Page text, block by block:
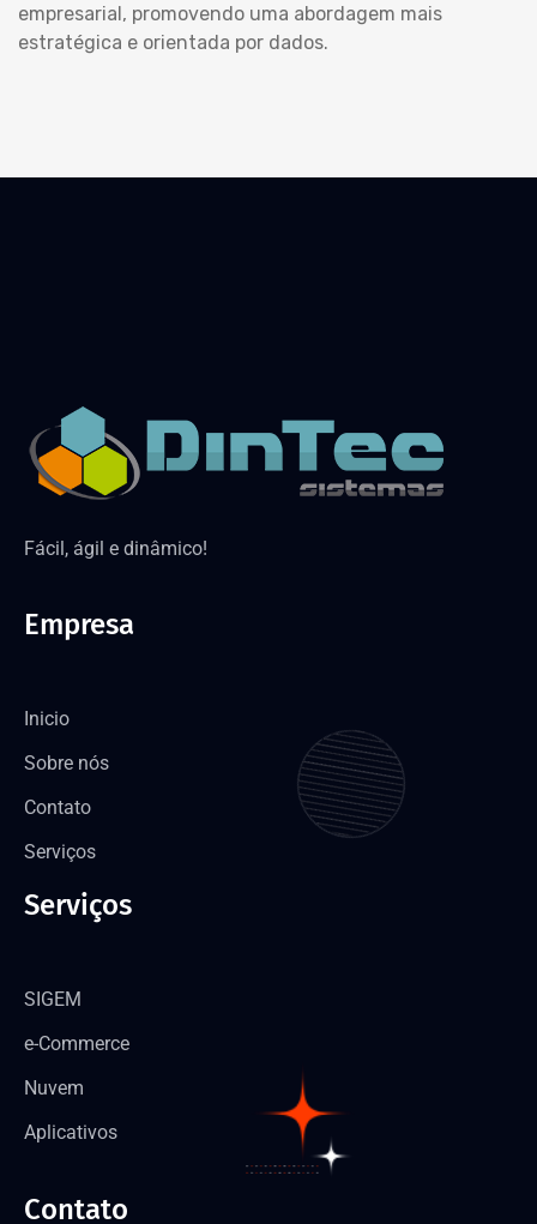
empresarial, promovendo uma abordagem mais
estratégica e orientada por dados.
Fácil, ágil e dinâmico!
Empresa
Inicio
Sobre nós
Contato
Serviços
Serviços
SIGEM
e-Commerce
Nuvem
Aplicativos
Contato